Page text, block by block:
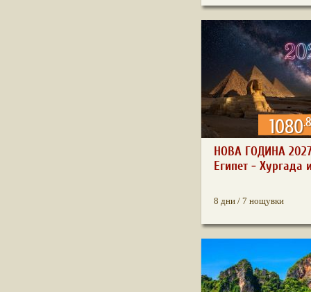
1080
НОВА ГОДИНА
Египет - Хургада
8 дни / 7 нощувки